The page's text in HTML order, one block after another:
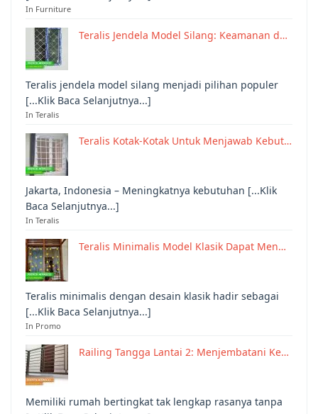
In Furniture
Teralis Jendela Model Silang: Keamanan d…
Teralis jendela model silang menjadi pilihan populer
[...Klik Baca Selanjutnya...]
In Teralis
Teralis Kotak-Kotak Untuk Menjawab Kebut…
Jakarta, Indonesia – Meningkatnya kebutuhan [...Klik
Baca Selanjutnya...]
In Teralis
Teralis Minimalis Model Klasik Dapat Men…
Teralis minimalis dengan desain klasik hadir sebagai
[...Klik Baca Selanjutnya...]
In Promo
Railing Tangga Lantai 2: Menjembatani Ke…
Memiliki rumah bertingkat tak lengkap rasanya tanpa